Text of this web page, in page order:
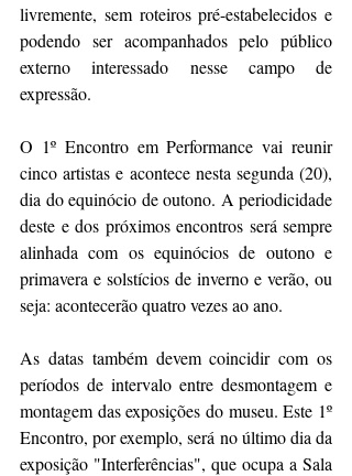
livremente, sem roteiros pré-estabelecidos e
podendo ser acompanhados pelo público
externo interessado nesse campo de
expressão.
O 1º Encontro em Performance vai reunir
cinco artistas e acontece nesta segunda (20),
dia do equinócio de outono. A periodicidade
deste e dos próximos encontros será sempre
alinhada com os equinócios de outono e
primavera e solstícios de inverno e verão, ou
seja: acontecerão quatro vezes ao ano.
As datas também devem coincidir com os
períodos de intervalo entre desmontagem e
montagem das exposições do museu. Este 1º
Encontro, por exemplo, será no último dia da
exposição "Interferências", que ocupa a Sala